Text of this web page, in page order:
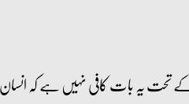
تحت یہ بات کافی نہیں ہے کہ